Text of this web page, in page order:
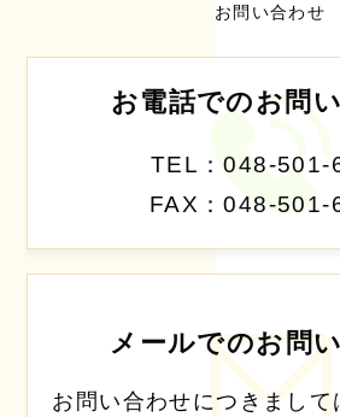
お問い合わせ
お電話でのお問
TEL：048-501-
FAX：048-501-
メールでのお問
お問い合わせにつきまして